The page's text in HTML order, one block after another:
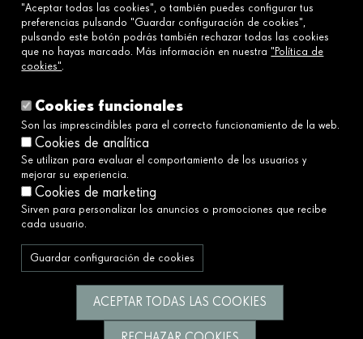
Servimos a la sociedad construyendo un
futuro mejor y más justo.
Preguntas frecuentes
Enlaces
Política de cookies
Política de privacidad
Política de redes sociales
Canal Ético y de Denuncias→
Accesibilidad
Síguenos
"Aceptar todas las cookies", o también puedes configurar tus
preferencias pulsando "Guardar configuración de cookies",
pulsando este botón podrás también rechazar todas las cookies
que no hayas marcado. Más información en nuestra "Política de
cookies".
Cookies funcionales
Son las imprescindibles para el correcto funcionamiento de la web.
Cookies de analítica
Se utilizan para evaluar el comportamiento de los usuarios y
mejorar su experiencia.
Cookies de marketing
Sirven para personalizar los anuncios o promociones que recibe
cada usuario.
Guardar configuración de cookies
ACEPTAR TODAS LAS COOKIES